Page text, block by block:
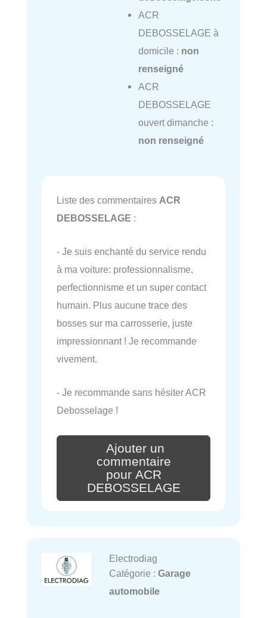
ACR
DEBOSSELAGE à
domicile : non
renseigné
ACR
DEBOSSELAGE
ouvert dimanche :
non renseigné
Liste des commentaires ACR
DEBOSSELAGE :
- Je suis enchanté du service rendu
à ma voiture: professionnalisme,
perfectionnisme et un super contact
humain. Plus aucune trace des
bosses sur ma carrosserie, juste
impressionnant ! Je recommande
vivement.
- Je recommande sans hésiter ACR
Debosselage !
Ajouter un
commentaire
pour ACR
DEBOSSELAGE
Electrodiag
Catégorie : Garage
automobile